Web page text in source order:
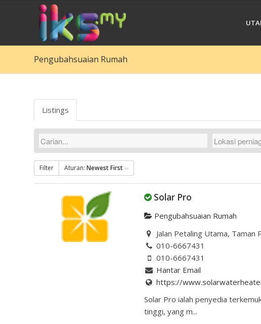
Pengubahsuaian Rumah
Listings
Filter Aturan: Newest First
Solar Pro
Pengubahsuaian Rumah
Jalan Petaling Utama, Taman
010-6667431
010-6667431
Hantar Email
https://
Solar Pro ialah penyedia
tinggi, yang m...